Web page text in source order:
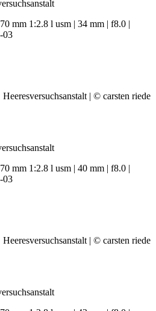
mm 1:2.8 l usm | 34 mm | f8.0 |
03
mm 1:2.8 l usm | 40 mm | f8.0 |
03